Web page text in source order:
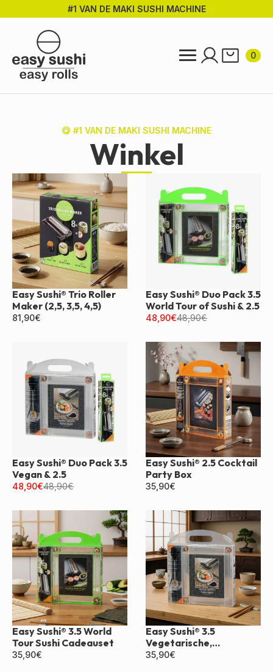
de
hoofdinhoud
#1 VAN DE MAKI SUSHI MACHINE
0
😋 #1 VAN DE MAKI SUSHI MACHINE
Winkel
Easy Sushi® Trio Roller
Maker (2,5, 3,5, 4,5)
81,90€
Easy Sushi® Duo Pack 3.5
World Tour of Sushi & 2.5
48,90€48,90€
Easy Sushi® Duo Pack 3.5
Vegan & 2.5
48,90€48,90€
Easy Sushi® 2.5 Cocktail
Party Box
35,90€
Easy Sushi® 3.5 World
Tour Sushi Cadeauset
35,90€
Easy Sushi® 3.5
Vegetarische,
Veganistische Doos
35,90€